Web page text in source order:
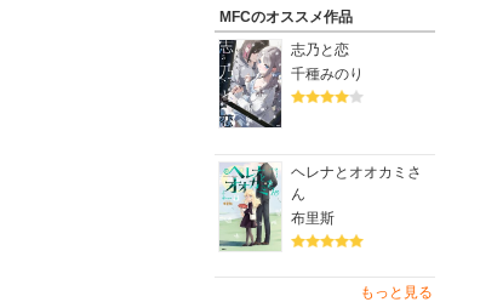
MFCのオススメ作品
志乃と恋
千種みのり
ヘレナとオオカミさ
ん
布里斯
もっと見る